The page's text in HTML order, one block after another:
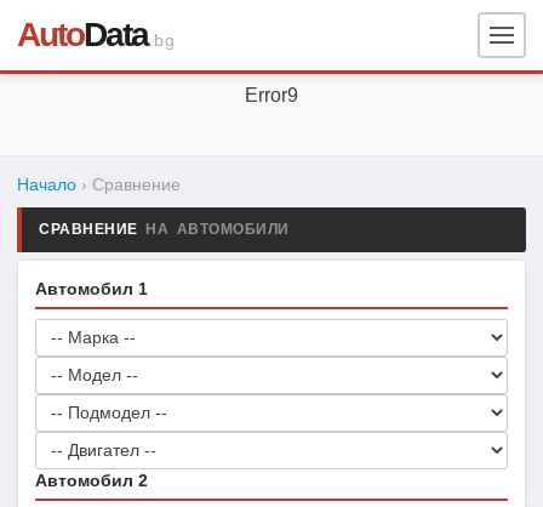
AutoData.bg
Error9
Начало › Сравнение
СРАВНЕНИЕ НА АВТОМОБИЛИ
Автомобил 1
Автомобил 2